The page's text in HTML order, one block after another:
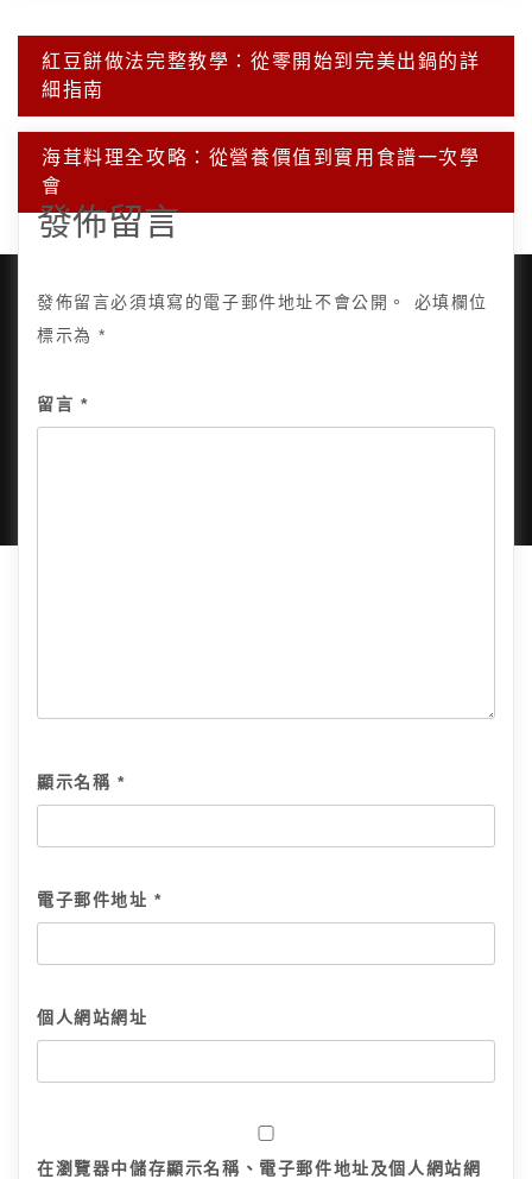
文
章
導
覽
紅豆餅做法完整教學：從零開始到完美出鍋的詳
細指南
海茸料理全攻略：從營養價值到實用食譜一次學
會
發佈留言
發佈留言必須填寫的電子郵件地址不會公開。
必填欄位
標示為*
留言 *
顯示名稱 *
電子郵件地址*
個人網站網址
在瀏覽器中儲存顯示名稱、電子郵件地址及個人網站網